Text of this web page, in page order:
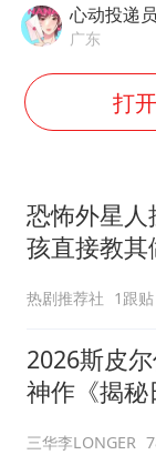
心动投递员
广东
打
恐怖外星
孩直接教其
热剧推荐社 1跟贴
2026斯皮
神作《揭
三华李LONGER